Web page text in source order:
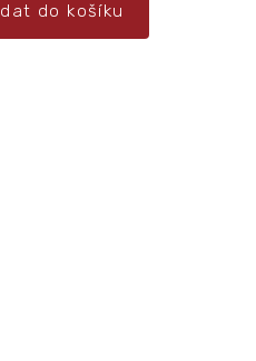
do košíku